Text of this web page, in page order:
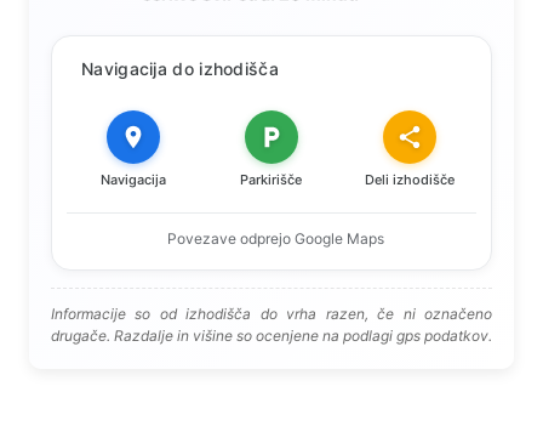
Navigacija do izhodišča
Navigacija Parkirišče Deli izhodišče
Povezave odprejo Google Maps
Informacije so od izhodišča do vrha razen, če ni označeno
drugače. Razdalje in višine so ocenjene na podlagi gps podatkov.